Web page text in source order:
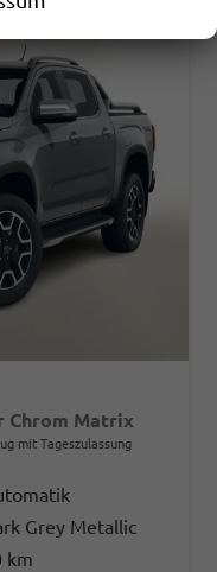
Chrom Matrix
mit Tageszulassung
Grey Metallic
km